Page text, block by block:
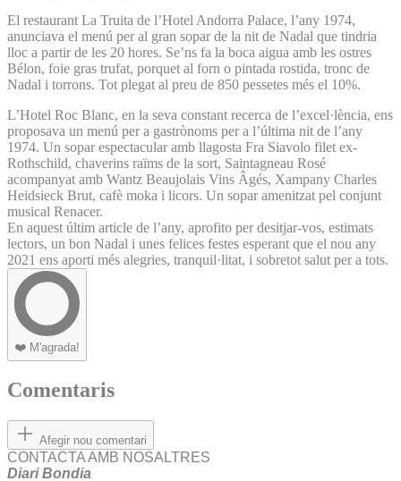
El restaurant La Truita de l’Hotel Andorra Palace, l’any 1974,
anunciava el menú per al gran sopar de la nit de Nadal que tindria
lloc a partir de les 20 hores. Se’ns fa la boca aigua amb les ostres
Bélon, foie gras trufat, porquet al forn o pintada rostida, tronc de
Nadal i torrons. Tot plegat al preu de 850 pessetes més el 10%.
L’Hotel Roc Blanc, en la seva constant recerca de l’excel·lència, ens
proposava un menú per a gastrònoms per a l’última nit de l’any
1974. Un sopar espectacular amb llagosta Fra Siavolo filet ex-
Rothschild, chaverins raïms de la sort, Saintagneau Rosé
acompanyat amb Wantz Beaujolais Vins Âgés, Xampany Charles
Heidsieck Brut, cafè moka i licors. Un sopar amenitzat pel conjunt
musical Renacer.
En aquest últim article de l’any, aprofito per desitjar-vos, estimats
lectors, un bon Nadal i unes felices festes esperant que el nou any
2021 ens aporti més alegries, tranquil·litat, i sobretot salut per a tots.
❤️ M'agrada!
Comentaris
Afegir nou comentari
CONTACTA AMB NOSALTRES
Diari Bondia